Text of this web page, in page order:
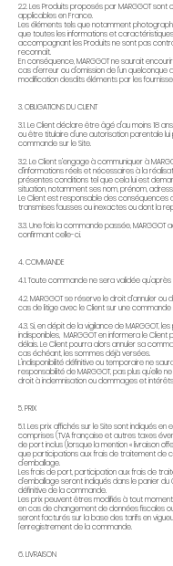
2.2. Les Produits proposés par MARGGOT
applicables en France.
Les éléments tels que notamment
que toutes les informations et
accompagnant les Produits ne sont pas
reconnaît.
En conséquence, MARGGOT ne saurait
cas d'erreur ou d'omission de l'un
modification desdits éléments par les
3. OBLIGATIONS DU CLIENT
3.1. Le Client déclare être âgé d'au moins 18
ou être titulaire d'une autorisation parentale
commande sur le Site.
3.2. Le Client s’engage à communiquer à
d’informations réels et nécessaires à la
présentes conditions tel que cela lui est
situation, notamment ses nom, prénom,
Le Client est responsable des conséquences
transmises fausses ou inexactes ou dont la
3.3. Une fois la commande passée, MARGGOT
confirmant celle-ci.
4. COMMANDE
4.1. Toute commande ne sera validée
4.2. MARGGOT se réserve le droit d’annuler
cas de litige avec le Client sur une commande
4.3. Si, en dépit de la vigilance de MARGGOT,
indisponibles, MARGGOT en informera le
délais. Le Client pourra alors annuler sa
cas échéant, les sommes déjà versées.
L'indisponibilité définitive ou temporaire ne
responsabilité de MARGGOT, pas plus qu'elle
droit à indemnisation ou dommages et
5. PRIX
5.1. Les prix affichés sur le Site sont indiqués
comprises (TVA française et autres taxes
de port inclus (lorsque la mention « livraison
que participations aux frais de traitement de
d'emballage.
Les frais de port, participation aux frais de
d’emballage seront indiqués dans le panier du
définitive de la commande.
Les prix peuvent êtres modifiés à tout
en cas de changement de données fiscales
seront facturés sur la base des tarifs en
l'enregistrement de la commande.
6. LIVRAISON